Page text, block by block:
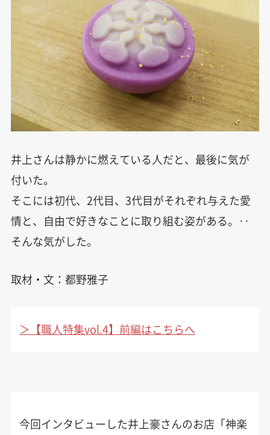
井上さんは静かに燃えている人だと、最後に気が
付いた。
そこには初代、2代目、3代目がそれぞれ与えた愛
情と、自由で好きなことに取り組む姿がある。‥
そんな気がした。
取材・文：都野雅子
＞【職人特集vol.4】前編はこちらへ
今回インタビューした井上豪さんのお店「神楽